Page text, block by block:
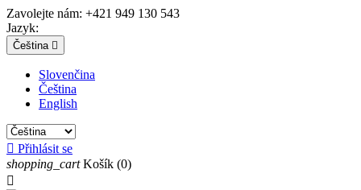
Zavolejte nám: +421 949 130 543
Jazyk:
Čeština 
Slovenčina
Čeština
English
 Přihlásit se
shopping_cart Košík (0)
